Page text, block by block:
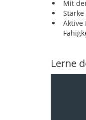
Mit
Aktive
Lerne